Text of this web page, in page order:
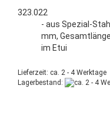
323.022
- aus Spezial-
mm,
im Etui
Lieferzeit: ca. 2 - 4 Werktage
Lagerbestand: